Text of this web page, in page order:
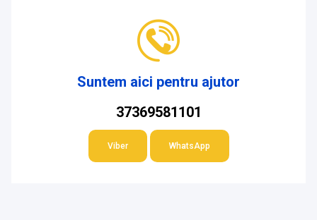
Suntem aici pentru ajutor
37369581101
Viber WhatsApp